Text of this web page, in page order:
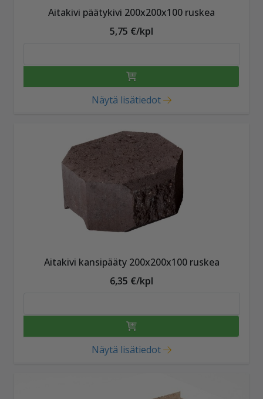
Aitakivi päätykivi 200x200x100 ruskea
5,75 €/kpl
Näytä lisätiedot
Aitakivi kansipääty 200x200x100 ruskea
6,35 €/kpl
Näytä lisätiedot